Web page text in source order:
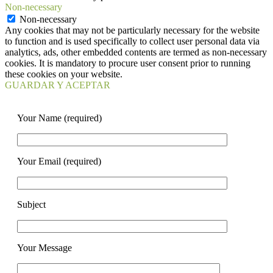
Non-necessary
Non-necessary
Any cookies that may not be particularly necessary for the website
to function and is used specifically to collect user personal data via
analytics, ads, other embedded contents are termed as non-necessary
cookies. It is mandatory to procure user consent prior to running
these cookies on your website.
GUARDAR Y ACEPTAR
Your Name (required)
Your Email (required)
Subject
Your Message